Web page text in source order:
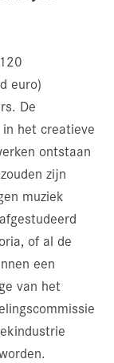
euro)
De
het creatieve
ontstaan
zijn
muziek
of al de
een
van het